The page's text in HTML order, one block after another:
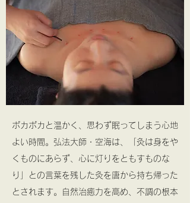
ポカポカと温かく、思わず眠ってしまう心地
よい時間。弘法大師・空海は、「灸は身をや
くものにあらず、心に灯りをともすものな
り」との言葉を残した灸を唐から持ち帰った
とされます。自然治癒力を高め、不調の根本